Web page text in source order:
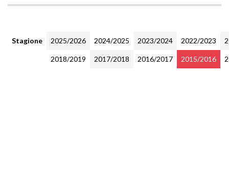
Stagione 2025/2026 2024/2025 2023/2024 2022/2023
2018/2019 2017/2018 2016/2017 2015/2016